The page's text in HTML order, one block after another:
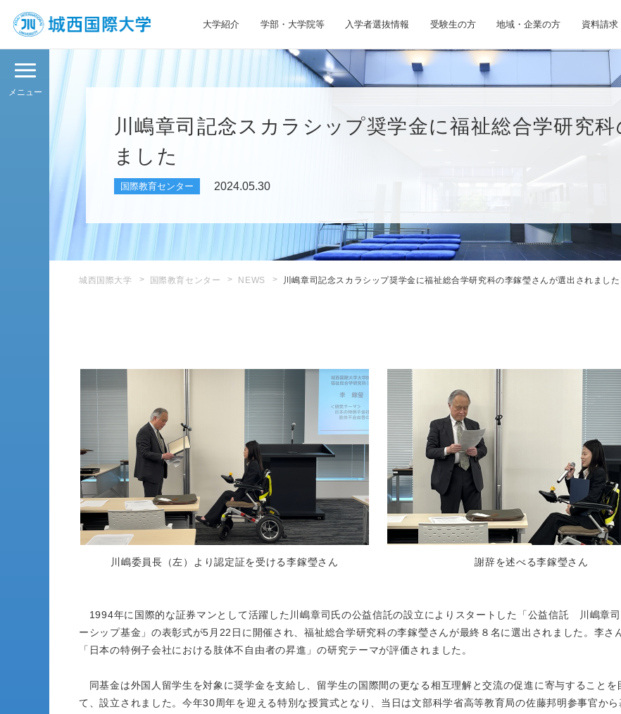
大学紹介 学部・大学院等 入学者選抜情報 受験生の方 地域・企業の方 資料請求
メニュー
川嶋章司記念スカラシップ奨学金に福祉総合学研究
ました
国際教育センター 2024.05.30
城西国際大学 国際教育センター NEWS 川嶋章司記念スカラシップ奨学金に福祉総合学研究科の李鎵瑩さんが選出されました
川嶋委員長（左）より認定証を受ける李鎵瑩さん 謝辞を述べる李鎵瑩さん
1994年に国際的な証券マンとして活躍した川嶋章司氏の公益信託の設立によりスタートした「公益信託 川嶋章
ーシップ基金」の表彰式が5月22日に開催され、福祉総合学研究科の李鎵瑩さんが最終８名に選出されました。李さ
「日本の特例子会社における肢体不自由者の昇進」の研究テーマが評価されました。
同基金は外国人留学生を対象に奨学金を支給し、留学生の国際間の更なる相互理解と交流の促進に寄与することを
て、設立されました。今年30周年を迎える特別な授賞式となり、当日は文部科学省高等教育局の佐藤邦明参事官か